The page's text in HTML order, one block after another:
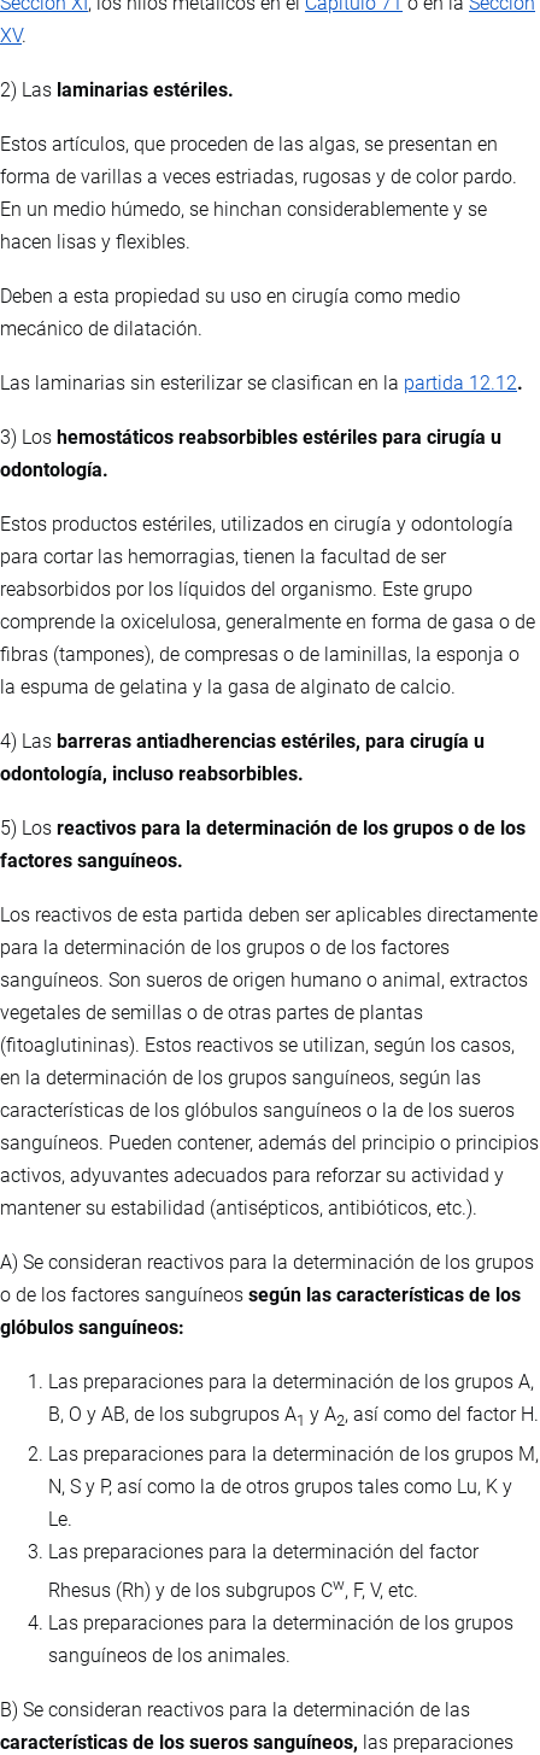
XV.
2) Las laminarias estériles.
Estos artículos, que proceden de las algas, se presentan en
forma de varillas a veces estriadas, rugosas y de color pardo.
En un medio húmedo, se hinchan considerablemente y se
hacen lisas y flexibles.
Deben a esta propiedad su uso en cirugía como medio
mecánico de dilatación.
Las laminarias sin esterilizar se clasifican en la partida 12.12.
3) Los hemostáticos reabsorbibles estériles para cirugía u
odontología.
Estos productos estériles, utilizados en cirugía y odontología
para cortar las hemorragias, tienen la facultad de ser
reabsorbidos por los líquidos del organismo. Este grupo
comprende la oxicelulosa, generalmente en forma de gasa o de
fibras (tampones), de compresas o de laminillas, la esponja o
la espuma de gelatina y la gasa de alginato de calcio.
4) Las barreras antiadherencias estériles, para cirugía u
odontología, incluso reabsorbibles.
5) Los reactivos para la determinación de los grupos o de los
factores sanguíneos.
Los reactivos de esta partida deben ser aplicables directamente
para la determinación de los grupos o de los factores
sanguíneos. Son sueros de origen humano o animal, extractos
vegetales de semillas o de otras partes de plantas
(fitoaglutininas). Estos reactivos se utilizan, según los casos,
en la determinación de los grupos sanguíneos, según las
características de los glóbulos sanguíneos o la de los sueros
sanguíneos. Pueden contener, además del principio o principios
activos, adyuvantes adecuados para reforzar su actividad y
mantener su estabilidad (antisépticos, antibióticos, etc.).
A) Se consideran reactivos para la determinación de los grupos
o de los factores sanguíneos según las características de los
glóbulos sanguíneos:
Las preparaciones para la determinación de los grupos A,
B, O y AB, de los subgrupos A1 y A2, así como del factor H.
Las preparaciones para la determinación de los grupos M,
N, S y P, así como la de otros grupos tales como Lu, K y
Le.
Las preparaciones para la determinación del factor
Rhesus (Rh) y de los subgrupos Cw, F, V, etc.
Las preparaciones para la determinación de los grupos
sanguíneos de los animales.
B) Se consideran reactivos para la determinación de las
características de los sueros sanguíneos, las preparaciones